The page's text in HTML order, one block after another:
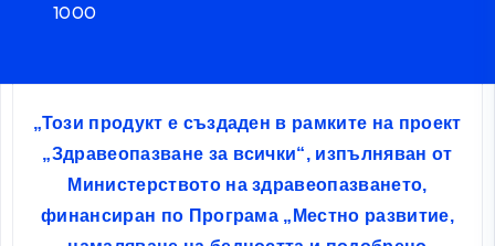
1000
„Този продукт е създаден в рамките на проект
„Здравеопазване за всички“, изпълняван от
Министерството на здравеопазването,
финансиран по Програма „Местно развитие,